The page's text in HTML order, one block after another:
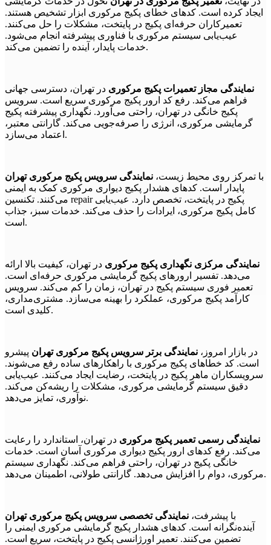
ایجاد کرده است. کدهای خطای پکیج مرکوری ابزار تشخیص هستند.
تعمیرکاران حرفه‌ای پکیج در پایتخت، مشکلات را حل می‌کنند.
عیب‌یابی سیستم مرکوری با فناوری پیشرفته انجام می‌شود.
خدمات پایدار، آینده را تضمین می‌کند.
نمایندگی مجاز تعمیرات پکیج مرکوری در تهران، دسترسی جهانی
فراهم می‌کند. رفع کد ارور پکیج مرکوری سریع است. سرویس
پکیج خانگی در تهران، راحتی می‌آورد. نگهداری پیشرفته پکیج
گرمایشی مرکوری، انرژی را صرفه‌جویی می‌کند. گارانتی معتبر،
اعتماد می‌سازد.
با تمرکز روی محیط زیست، نمایندگی سرویس پکیج مرکوری تهران
پایدار است. کدهای هشدار پکیج دیواری مرکوری کمک به ایمنی
می‌کنند. تکنسین repair پکیج در پایتخت، تخصص دارد. عیب‌یابی
کامل پکیج مرکوری، ایرادات را حذف می‌کند. خدمات سبز، جذاب
است.
نمایندگی مرکزی نگهداری پکیج مرکوری در تهران، کیفیت بالا ارائه
می‌دهد. تفسیر ارورهای پکیج گرمایشی مرکوری حرفه‌ای است.
تعمیر فوری سیستم پکیج در تهران، زمان را کم می‌کند. سرویس
کارآمد پکیج مرکوری، عملکرد را بهینه می‌سازد. مشتری‌مداری،
کلیدی است.
در بازار امروز، نمایندگی برتر سرویس پکیج مرکوری تهران پیشرو
است. کد خطاهای پکیج مرکوری با راهکارهای ساده رفع می‌شوند.
سرویسکاران ماهر پکیج در پایتخت، رضایت ایجاد می‌کنند. عیب‌یابی
دقیق سیستم گرمایشی مرکوری، مشکلات را ریشه‌کن می‌کند.
نوآوری، تمایز می‌دهد.
نمایندگی رسمی تعمیر پکیج مرکوری در تهران، استاندارد را رعایت
می‌کند. رفع کدهای ارور پکیج دیواری مرکوری آسان است. خدمات
خانگی پکیج در تهران، راحتی فراهم می‌کند. نگهداری سیستم
مرکوری، دوام را افزایش می‌دهد. گارانتی طولانی، اطمینان می‌دهد.
با پیشرفت، نمایندگی تخصصی سرویس پکیج مرکوری تهران
آینده‌نگرانه است. کدهای هشدار پکیج گرمایشی مرکوری ایمنی را
تضمین می‌کنند. تعمیر اورژانسی پکیج در پایتخت، سریع است.